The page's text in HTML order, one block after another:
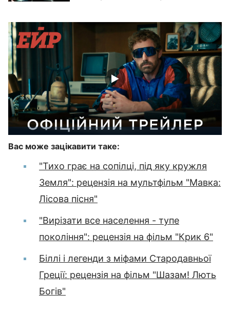
Вас може зацікавити таке:
"Тихо грає на сопілці, під яку кружля
Земля": рецензія на мультфільм "Мавка:
Лісова пісня"
"Вирізати все населення - тупе
покоління": рецензія на фільм "Крик 6"
Біллі і легенди з міфами Стародавньої
Греції: рецензія на фільм "Шазам! Лють
Богів"